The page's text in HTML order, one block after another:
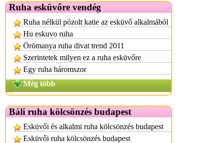
Ruha esküvőre vendég
Ruha nélkül pózolt katie az esküvő alkalmából
Hu eskuvo ruha
Örömanya ruha divat trend 2011
Szerintetek milyen ez a ruha esküvőre
Egy ruha háromszor
Még több
Báli ruha kölcsönzés budapest
Esküvői és alkalmi ruha kölcsönzés budapest
Esküvői ruha kölcsönzés budapest